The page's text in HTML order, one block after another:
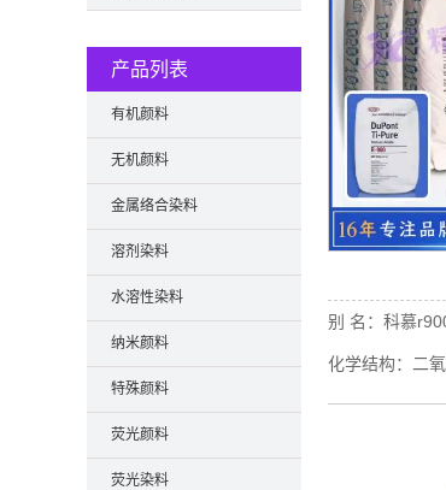
别 名： 科慕
化学结构： 二
产品列表
有机颜料
无机颜料
金属络合染料
溶剂染料
水溶性染料
纳米颜料
特殊颜料
荧光颜料
荧光染料